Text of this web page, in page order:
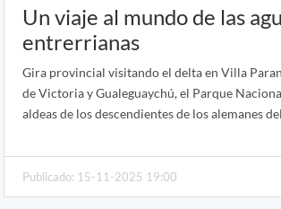
Un viaje al mundo de las
entrerrianas
Gira provincial visitando el delta en Villa
de Victoria y Gualeguaychú, el Parque
aldeas de los descendientes de los alemanes
Publicado: 15-11-2025 19:00